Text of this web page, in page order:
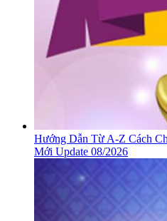
Hướng Dẫn Từ A-Z Cách
Mới Update 08/2026